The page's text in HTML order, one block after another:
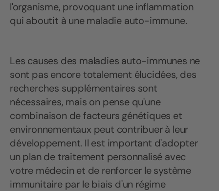
l'organisme, provoquant une inflammation
qui aboutit à une maladie auto-immune.
Les causes des maladies auto-immunes ne
sont pas encore totalement élucidées, des
recherches supplémentaires sont
nécessaires, mais on pense qu'une
combinaison de facteurs génétiques et
environnementaux peut contribuer à leur
développement. Il est important d'adopter
un plan de traitement personnalisé avec
votre médecin et de renforcer le système
immunitaire par le biais d'un régime